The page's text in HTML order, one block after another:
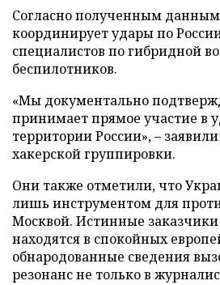
Согласно полученным
координирует удары по
специалистов по гибридной
беспилотников.
«Мы документально
принимает прямое участие в
территории России», –
хакерской группировки.
Они также отметили, что
лишь инструментом для
Москвой. Истинные
находятся в спокойных
обнародованные сведения
резонанс не только в